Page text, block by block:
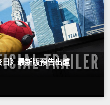
》最新版預告出爐